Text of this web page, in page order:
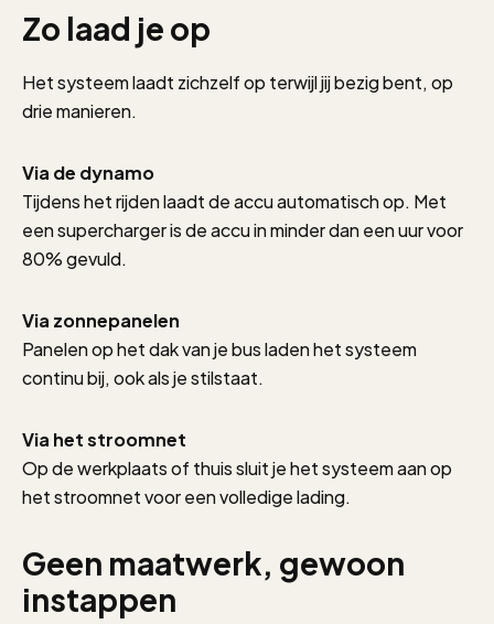
Zo laad je op
Het systeem laadt zichzelf op terwijl jij bezig bent, op
drie manieren.
Via de dynamo
Tijdens het rijden laadt de accu automatisch op. Met
een supercharger is de accu in minder dan een uur voor
80% gevuld.
Via zonnepanelen
Panelen op het dak van je bus laden het systeem
continu bij, ook als je stilstaat.
Via het stroomnet
Op de werkplaats of thuis sluit je het systeem aan op
het stroomnet voor een volledige lading.
Geen maatwerk, gewoon
instappen